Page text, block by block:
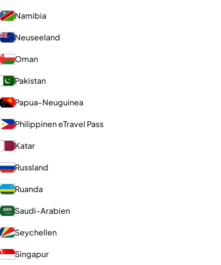
Namibia
Neuseeland
Oman
Pakistan
Papua-Neuguinea
Philippinen eTravel Pass
Katar
Russland
Ruanda
Saudi-Arabien
Seychellen
Singapur